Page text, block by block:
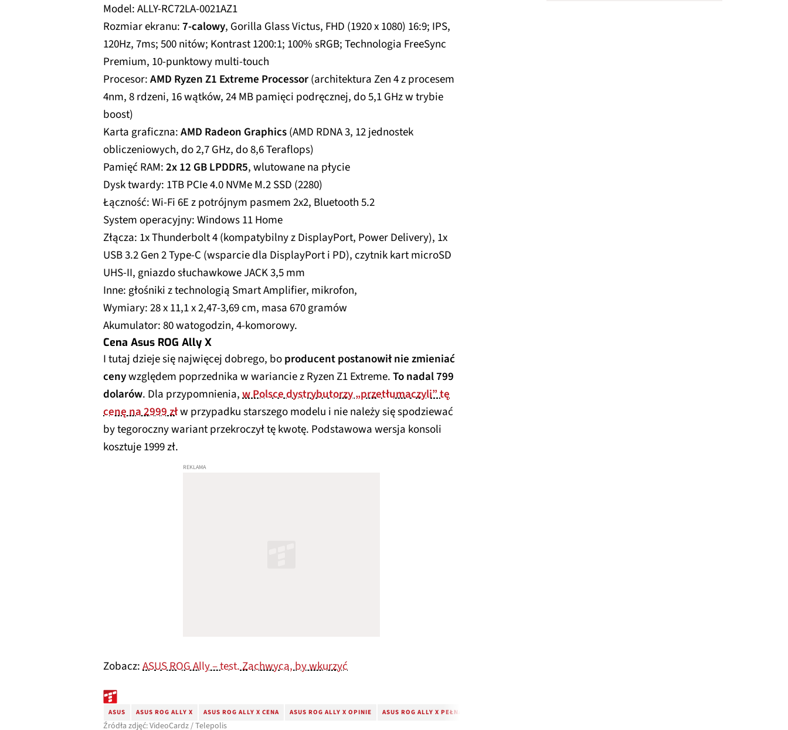
Model: ALLY-RC72LA-0021AZ1
Rozmiar ekranu:7-calowy, Gorilla Glass Victus, FHD (1920 x 1080) 16:9; IPS,
120Hz, 7ms; 500 nitów; Kontrast 1200:1; 100% sRGB; Technologia FreeSync
Premium, 10-punktowy multi-touch
Procesor:AMD Ryzen Z1 Extreme Processor(architektura Zen 4 z procesem
4nm, 8 rdzeni, 16 wątków, 24 MB pamięci podręcznej, do 5,1 GHz w trybie
boost)
Karta graficzna:AMD Radeon Graphics(AMD RDNA 3, 12 jednostek
obliczeniowych, do 2,7 GHz, do 8,6 Teraflops)
Pamięć RAM:2x 12 GB LPDDR5, wlutowane na płycie
Dysk twardy: 1TB PCIe 4.0 NVMe M.2 SSD (2280)
Łączność: Wi-Fi 6E z potrójnym pasmem 2x2, Bluetooth 5.2
System operacyjny: Windows 11 Home
Złącza: 1x Thunderbolt 4 (kompatybilny z DisplayPort, Power Delivery), 1x
USB 3.2 Gen 2 Type-C (wsparcie dla DisplayPort i PD), czytnik kart microSD
UHS-II, gniazdo słuchawkowe JACK 3,5 mm
Inne: głośniki z technologią Smart Amplifier, mikrofon,
Wymiary: 28 x 11,1 x 2,47-3,69 cm, masa 670 gramów
Akumulator: 80 watogodzin, 4-komorowy.
Cena Asus ROG Ally X
I tutaj dzieje się najwięcej dobrego, boproducent postanowił nie zmieniać
cenywzględem poprzednika w wariancie z Ryzen Z1 Extreme.To nadal 799
dolarów. Dla przypomnienia,w Polsce dystrybutorzy „przetłumaczyli” tę
cenę na 2999 złw przypadku starszego modelu i nie należy się spodziewać
by tegoroczny wariant przekroczył tę kwotę. Podstawowa wersja konsoli
kosztuje 1999 zł.
Zobacz:ASUS ROG Ally – test. Zachwyca, by wkurzyć
ASUS ASUS ROG ALLY X ASUS ROG ALLY X CENA ASUS ROG ALLY X OPINIE ASUS ROG ALLY X PEŁNA SPECYFIKACJA
Źródła zdjęć: VideoCardz / Telepolis